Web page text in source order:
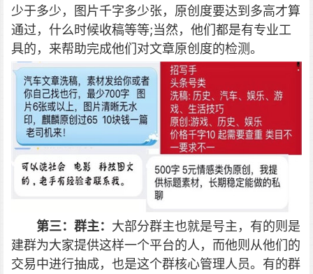
少于多少，图片千字多少张，原创度要达到多高才算
通过，什么时候收稿等等;当然，他们都是有专业工
具的，来帮助完成他们对文章原创度的检测。
第三：群主： 大部分群主也就是号主，有的则是
建群为大家提供这样一个平台的人，而他则从他们的
交易中进行抽成，也是这个群核心管理人员。有的群